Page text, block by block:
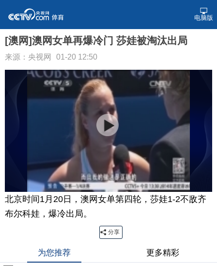
电脑版
[澳网]澳网女单再爆冷门 莎娃被淘汰出局
来源：央视网 01-20 12:50
北京时间1月20日，澳网女单第四轮，莎娃1-2不敌齐
布尔科娃，爆冷出局。
分享
为您推荐 更多精彩